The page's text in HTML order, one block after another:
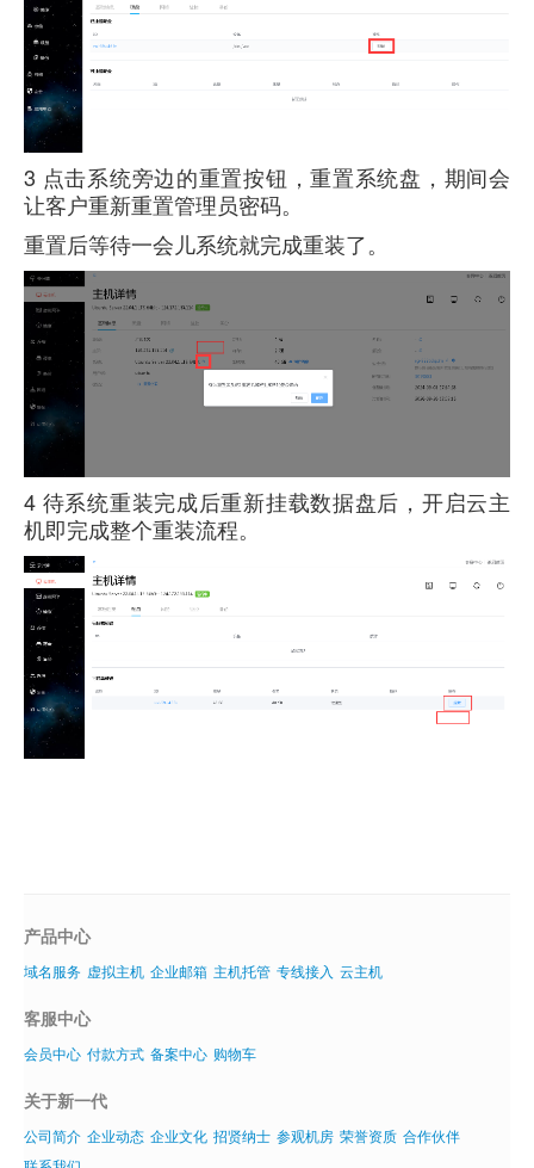
3 点击系统旁边的重置按钮，重置系统盘，期间会
让客户重新重置管理员密码。
重置后等待一会儿系统就完成重装了。
4 待系统重装完成后重新挂载数据盘后，开启云主
机即完成整个重装流程。
产品中心
域名服务 虚拟主机 企业邮箱 主机托管 专线接入 云主机
客服中心
会员中心 付款方式 备案中心 购物车
关于新一代
公司简介 企业动态 企业文化 招贤纳士 参观机房 荣誉资质 合作伙伴